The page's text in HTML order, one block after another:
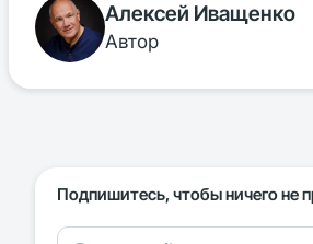
Алексей Иващенко
Автор
Подпишитесь, чтобы ничего не